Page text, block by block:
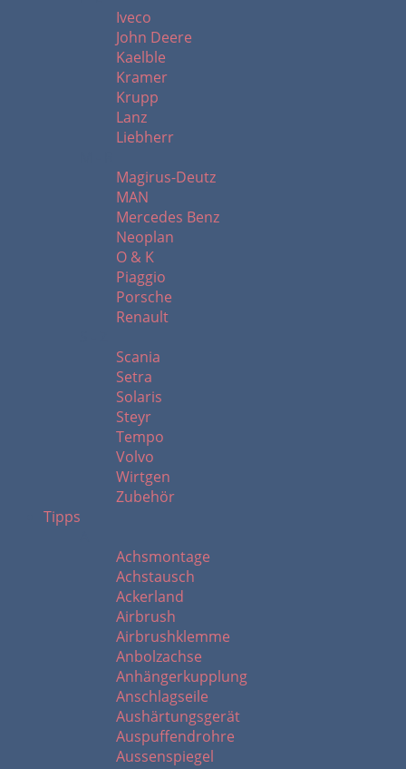
Iveco
John Deere
Kaelble
Kramer
Krupp
Lanz
Liebherr
Magirus-Deutz
MAN
Mercedes Benz
Neoplan
O & K
Piaggio
Porsche
Renault
Scania
Setra
Solaris
Steyr
Tempo
Volvo
Wirtgen
Zubehör
Tipps
Achsmontage
Achstausch
Ackerland
Airbrush
Airbrushklemme
Anbolzachse
Anhängerkupplung
Anschlagseile
Aushärtungsgerät
Auspuffendrohre
Aussenspiegel